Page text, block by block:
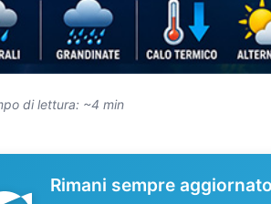
di lettura: ~4 min
Rimani sempre